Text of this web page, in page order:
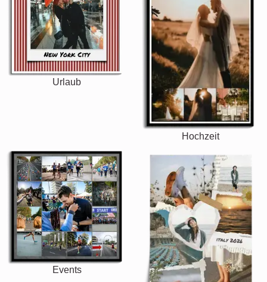
Urlaub
Hochzeit
Events